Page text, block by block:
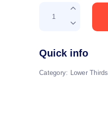
Morphism
quantity
Quick info
Category: Lower Thirds